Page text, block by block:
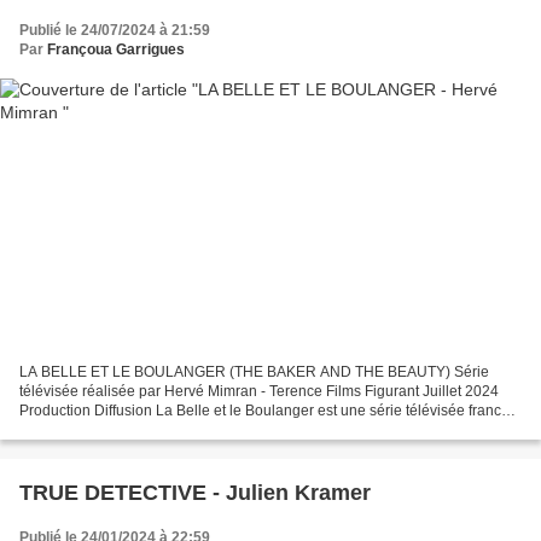
Publié le 24/07/2024 à 21:59
Par Françoua Garrigues
LA BELLE ET LE BOULANGER (THE BAKER AND THE BEAUTY) Série
télévisée réalisée par Hervé Mimran - Terence Films Figurant Juillet 2024
Production Diffusion La Belle et le Boulanger est une série télévisée franco-
TRUE DETECTIVE - Julien Kramer
Publié le 24/01/2024 à 22:59